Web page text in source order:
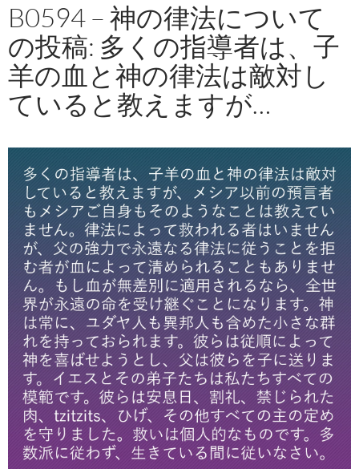
B0594 – 神の律法について
の投稿: 多くの指導者は、子
羊の血と神の律法は敵対し
ていると教えますが…